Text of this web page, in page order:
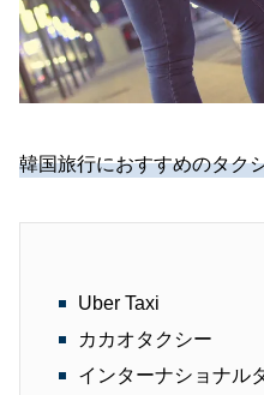
韓国旅行におすすめのタク
Uber Taxi
カカオタクシー
インターナショナル